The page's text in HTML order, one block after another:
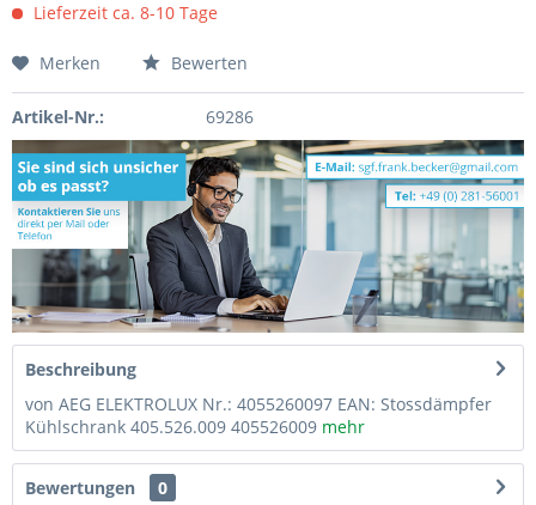
Lieferzeit ca. 8-10 Tage
Merken Bewerten
Artikel-Nr.: 69286
Beschreibung
von AEG ELEKTROLUX Nr.: 4055260097 EAN: Stossdämpfer
Kühlschrank 405.526.009 405526009 mehr
Bewertungen
0